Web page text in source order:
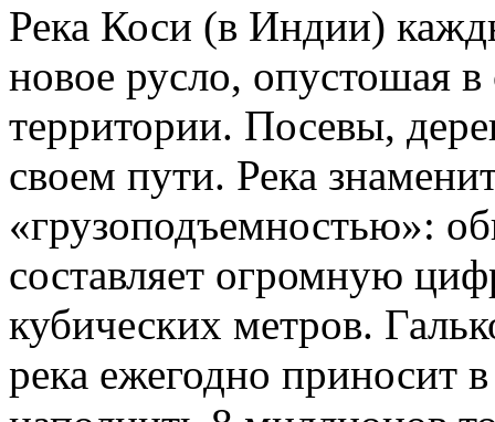
Река Коси (в Индии)
новое русло, опустошая
территории. Посевы,
своем пути. Река
«грузоподъемностью»:
составляет огромную
кубических метров.
река ежегодно приносит